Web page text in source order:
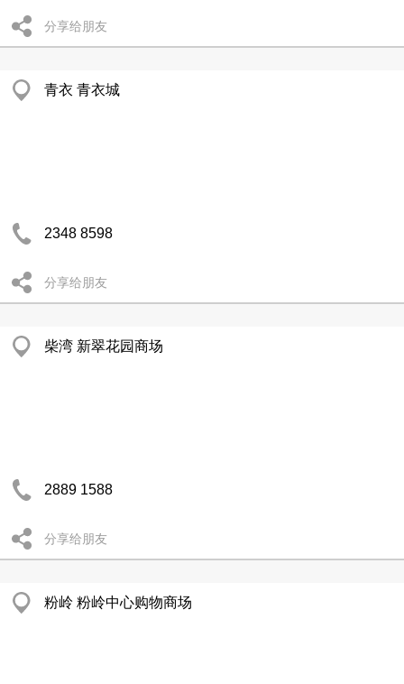
分享给朋友
青衣 青衣城
2348 8598
分享给朋友
柴湾 新翠花园商场
2889 1588
分享给朋友
粉岭 粉岭中心购物商场